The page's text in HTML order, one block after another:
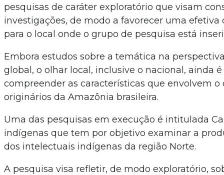
pesquisas de caráter exploratório que visam
investigações, de modo a favorecer uma
para o local onde o grupo de pesquisa está
Embora estudos sobre a temática na
global, o olhar local, inclusive o nacional, ainda
compreender as características que envolvem
originários da Amazônia brasileira.
Uma das pesquisas em execução é intitulada
indígenas que tem por objetivo examinar a
dos intelectuais indígenas da região Norte.
A pesquisa visa refletir, de modo exploratório,